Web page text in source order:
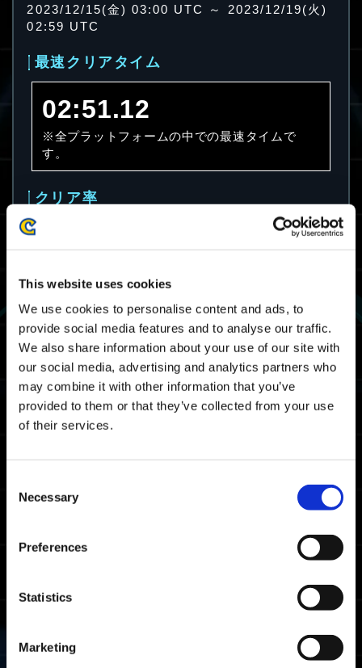
This website uses cookies
We use cookies to personalise content and ads, to
provide social media features and to analyse our traffic.
We also share information about your use of our site with
our social media, advertising and analytics partners who
may combine it with other information that you’ve
provided to them or that they’ve collected from your use
of their services.
Selection
Necessary
Preferences
Statistics
Marketing
2023/12/15(金) 03:00 UTC ～ 2023/12/19(火)
02:59 UTC
最速クリアタイム
02:51.12
※全プラットフォームの中での最速タイムで
す。
クリア率
76.9%
平均クリアタイム
07:32.16
※全プラットフォームのクリアタイムの平均で
す。
One / Windows
05:43.94
04:56.60
04:48.06
Xbox Series X|S / Xbox
One / Windows
07:08.12